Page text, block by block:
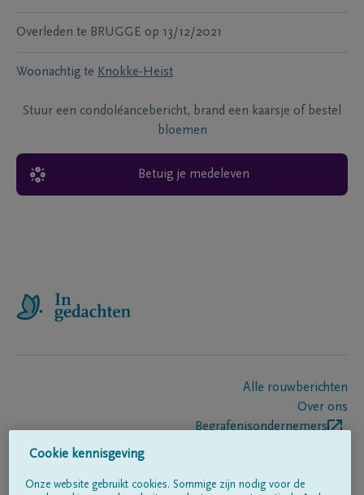
Overleden te BRUGGE op 13/12/2021
Woonachtig te Knokke-Heist
Stuur een condoléancebericht, brand een kaarsje of bestel
bloemen
Betuig je medeleven
Alle rouwberichten
Over ons
Begrafenisondernemers
Cookie kennisgeving
Onze website gebruikt cookies. Sommige zijn nodig voor de